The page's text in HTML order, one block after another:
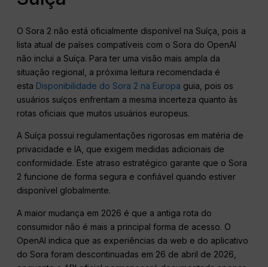
O Sora 2 não está oficialmente disponível na Suíça, pois a
lista atual de países compatíveis com o Sora do OpenAI
não inclui a Suíça. Para ter uma visão mais ampla da
situação regional, a próxima leitura recomendada é
esta Disponibilidade do Sora 2 na Europa guia, pois os
usuários suíços enfrentam a mesma incerteza quanto às
rotas oficiais que muitos usuários europeus.
A Suíça possui regulamentações rigorosas em matéria de
privacidade e IA, que exigem medidas adicionais de
conformidade. Este atraso estratégico garante que o Sora
2 funcione de forma segura e confiável quando estiver
disponível globalmente.
A maior mudança em 2026 é que a antiga rota do
consumidor não é mais a principal forma de acesso. O
OpenAI indica que as experiências da web e do aplicativo
do Sora foram descontinuadas em 26 de abril de 2026,